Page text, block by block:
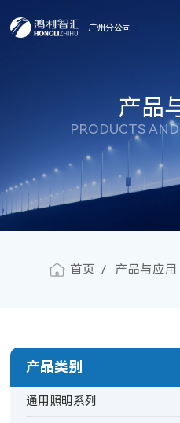
广州分公司
产品
PRODUCTS
首页 产品与应用
产品类别
通用照明系列